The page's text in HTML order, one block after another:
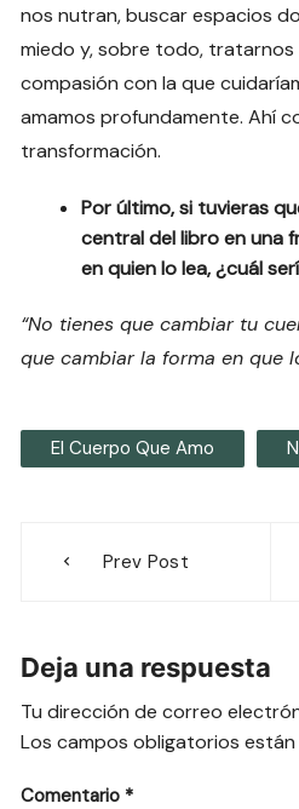
nos nutran, buscar espacios
miedo y, sobre todo, tratarnos
compasión con la que
amamos profundamente. Ahí
transformación.
Por último, si tuvieras
central del libro en una
en quien lo lea, ¿cuál
“No tienes que cambiar tu
que cambiar la forma en que
El Cuerpo Que Amo
Prev Post
Deja una respuesta
Tu dirección de correo
Los campos obligatorios
Comentario *